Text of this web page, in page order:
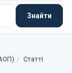
Знайти
Статті